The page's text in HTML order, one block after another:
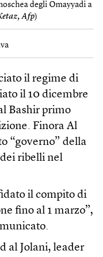
degli Omayyadi a
Afp)
il regime di
il 10 dicembre
Bashir primo
Finora Al
“governo” della
ribelli nel
il compito di
fino al 1 marzo”,
al Jolani, leader